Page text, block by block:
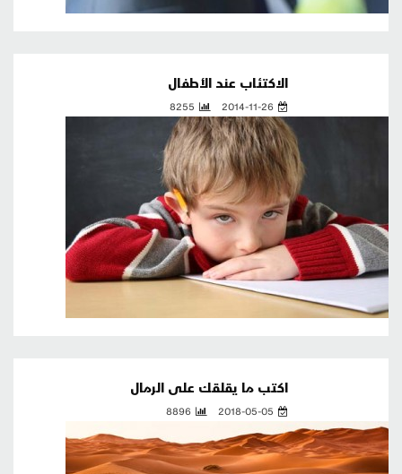
الاكتئاب عند الأطفال
2014-11-26
8255
اكتب ما يقلقك على الرمال
2018-05-05
8896